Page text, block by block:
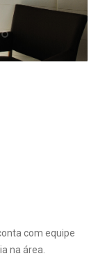
com equipe
na área.